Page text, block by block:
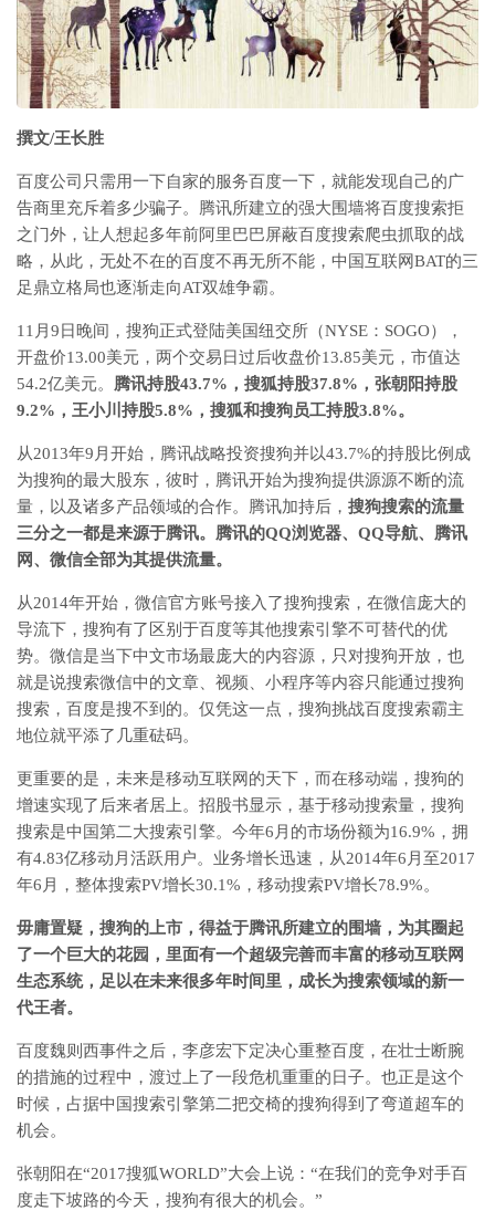
撰文/王长胜
百度公司只需用一下自家的服务百度一下，就能发现自己的广
告商里充斥着多少骗子。腾讯所建立的强大围墙将百度搜索拒
之门外，让人想起多年前阿里巴巴屏蔽百度搜索爬虫抓取的战
略，从此，无处不在的百度不再无所不能，中国互联网BAT的三
足鼎立格局也逐渐走向AT双雄争霸。
11月9日晚间，搜狗正式登陆美国纽交所（NYSE：SOGO），
开盘价13.00美元，两个交易日过后收盘价13.85美元，市值达
54.2亿美元。 腾讯持股43.7%，搜狐持股37.8%，张朝阳持股
9.2%，王小川持股5.8%，搜狐和搜狗员工持股3.8%。
从2013年9月开始，腾讯战略投资搜狗并以43.7%的持股比例成
为搜狗的最大股东，彼时，腾讯开始为搜狗提供源源不断的流
量，以及诸多产品领域的合作。腾讯加持后， 搜狗搜索的流量
三分之一都是来源于腾讯。腾讯的QQ浏览器、QQ导航、腾讯
网、微信全部为其提供流量。
从2014年开始，微信官方账号接入了搜狗搜索，在微信庞大的
导流下，搜狗有了区别于百度等其他搜索引擎不可替代的优
势。微信是当下中文市场最庞大的内容源，只对搜狗开放，也
就是说搜索微信中的文章、视频、小程序等内容只能通过搜狗
搜索，百度是搜不到的。仅凭这一点，搜狗挑战百度搜索霸主
地位就平添了几重砝码。
更重要的是，未来是移动互联网的天下，而在移动端，搜狗的
增速实现了后来者居上。招股书显示，基于移动搜索量，搜狗
搜索是中国第二大搜索引擎。今年6月的市场份额为16.9%，拥
有4.83亿移动月活跃用户。业务增长迅速，从2014年6月至2017
年6月，整体搜索PV增长30.1%，移动搜索PV增长78.9%。
毋庸置疑，搜狗的上市，得益于腾讯所建立的围墙，为其圈起
了一个巨大的花园，里面有一个超级完善而丰富的移动互联网
生态系统，足以在未来很多年时间里，成长为搜索领域的新一
代王者。
百度魏则西事件之后，李彦宏下定决心重整百度，在壮士断腕
的措施的过程中，渡过上了一段危机重重的日子。也正是这个
时候，占据中国搜索引擎第二把交椅的搜狗得到了弯道超车的
机会。
张朝阳在“2017搜狐WORLD”大会上说：“在我们的竞争对手百
度走下坡路的今天，搜狗有很大的机会。”